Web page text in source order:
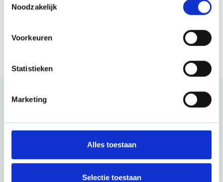
Noodzakelijk
Voorkeuren
Statistieken
Marketing
Alles toestaan
Selectie toestaan
Website
Bekijk ook eens
Ontdek de rest van de regio! Bekijk de andere websites om
heeft.